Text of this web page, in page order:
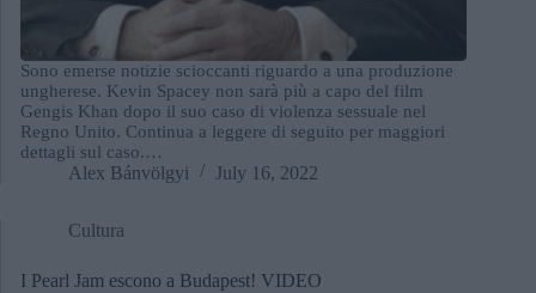
Sono emerse notizie scioccanti riguardo a una produzione
ungherese. Kevin Spacey non sarà più a capo del film
Gengis Khan dopo il suo caso di violenza sessuale nel
Regno Unito. Continua a leggere di seguito per maggiori
dettagli sul caso.…
Alex Bánvölgyi July 16, 2022
Cultura
I Pearl Jam escono a Budapest! VIDEO